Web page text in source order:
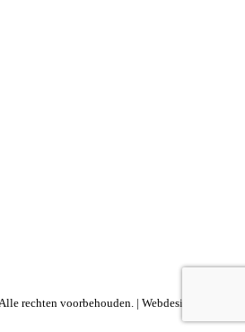
rechten voorbehouden. | Webdesign: